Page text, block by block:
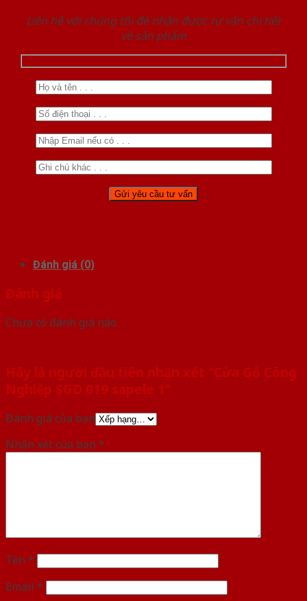
Liên hệ với chúng tôi để nhận được tư vấn chi tiết
về sản phẩm
Đánh giá (0)
Đánh giá
Chưa có đánh giá nào.
Hãy là người đầu tiên nhận xét “Cửa Gỗ Công
Nghiệp SGD 019 sapele 1”
Đánh giá của bạn
Nhận xét của bạn *
Tên *
Email *